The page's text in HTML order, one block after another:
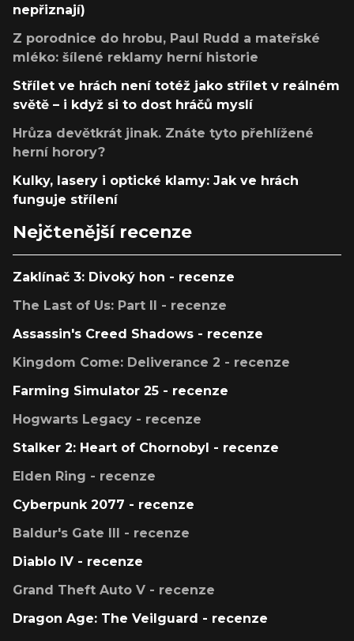
nepřiznají)
Z porodnice do hrobu, Paul Rudd a mateřské
mléko: šílené reklamy herní historie
Střílet ve hrách není totéž jako střílet v reálném
světě – i když si to dost hráčů myslí
Hrůza devětkrát jinak. Znáte tyto přehlížené
herní horory?
Kulky, lasery i optické klamy: Jak ve hrách
funguje střílení
Nejčtenější recenze
Zaklínač 3: Divoký hon - recenze
The Last of Us: Part II - recenze
Assassin's Creed Shadows - recenze
Kingdom Come: Deliverance 2 - recenze
Farming Simulator 25 - recenze
Hogwarts Legacy - recenze
Stalker 2: Heart of Chornobyl - recenze
Elden Ring - recenze
Cyberpunk 2077 - recenze
Baldur's Gate III - recenze
Diablo IV - recenze
Grand Theft Auto V - recenze
Dragon Age: The Veilguard - recenze